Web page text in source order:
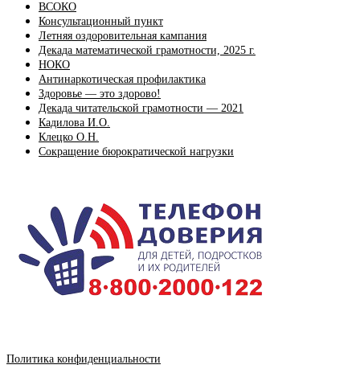
ВСОКО
Консультационный пункт
Летняя оздоровительная кампания
Декада математической грамотности, 2025 г.
НОКО
Антинаркотическая профилактика
Здоровье — это здорово!
Декада читательской грамотности — 2021
Кадилова И.О.
Клецко О.Н.
Сокращение бюрократической нагрузки
Политика конфиденциальности